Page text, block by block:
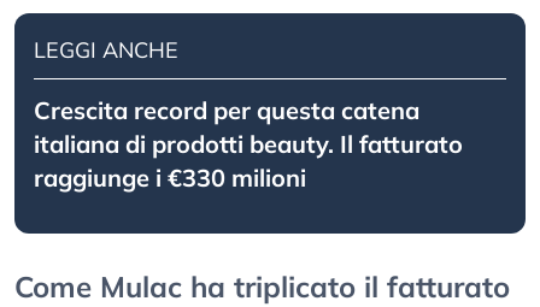
LEGGI ANCHE
Crescita record per questa catena
italiana di prodotti beauty. Il fatturato
raggiunge i €330 milioni
Come Mulac ha triplicato il fatturato